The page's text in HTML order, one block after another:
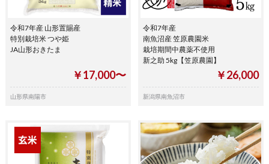
令和7年産 山形置賜産
特別栽培米 つや姫
JA山形おきたま
￥17,000〜
山形県南陽市
令和7年産
南魚沼産 笠原農園米
栽培期間中農薬不使用
新之助 5kg【笠原農園】
￥26,000
新潟県南魚沼市